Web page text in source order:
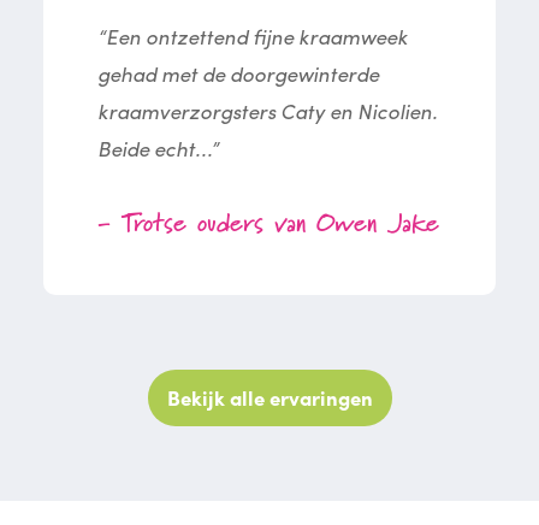
“Een ontzettend fijne kraamweek
gehad met de doorgewinterde
kraamverzorgsters Caty en Nicolien.
Beide echt...”
- Trotse ouders van Owen Jake
Bekijk alle ervaringen